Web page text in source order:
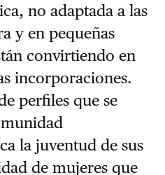
no adaptada a las
y en pequeñas
convirtiendo en
incorporaciones.
perfiles que se
la juventud de sus
de mujeres que